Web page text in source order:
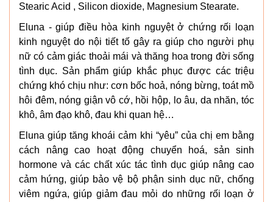
Stearic Acid , Silicon dioxide, Magnesium Stearate.
Eluna - giúp điều hòa kinh nguyệt ở chứng rối loạn
kinh nguyệt do nội tiết tố gây ra giúp cho người phụ
nữ có cảm giác thoải mái và thăng hoa trong đời sống
tình dục. Sản phẩm giúp khắc phục được các triệu
chứng khó chịu như: cơn bốc hoả, nóng bừng, toát mồ
hôi đêm, nóng giận vô cớ, hồi hộp, lo âu, da nhăn, tóc
khô, âm đạo khô, đau khi quan hệ…
Eluna giúp tăng khoái cảm khi “yêu” của chị em bằng
cách nâng cao hoạt động chuyển hoá, sản sinh
hormone và các chất xúc tác tình dục giúp nâng cao
cảm hứng, giúp bảo vệ bộ phận sinh dục nữ, chống
viêm ngứa, giúp giảm đau mỏi do những rối loạn ở